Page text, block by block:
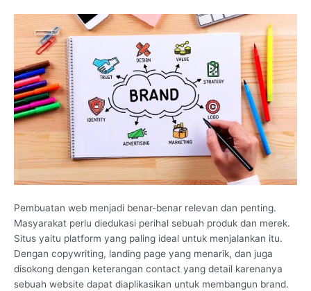
Pembuatan web menjadi benar-benar relevan dan penting.
Masyarakat perlu diedukasi perihal sebuah produk dan merek.
Situs yaitu platform yang paling ideal untuk menjalankan itu.
Dengan copywriting, landing page yang menarik, dan juga
disokong dengan keterangan contact yang detail karenanya
sebuah website dapat diaplikasikan untuk membangun brand.